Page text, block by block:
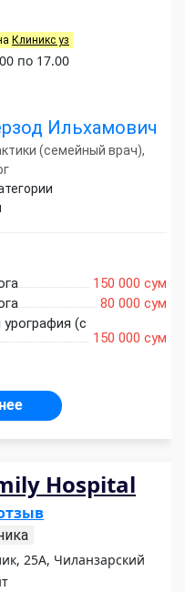
Клиникс уз
по 17.00
Ильхамович
(семейный врач),
150 000 сум
80 000 сум
(с
150 000 сум
Hospital
25А, Чиланзарский